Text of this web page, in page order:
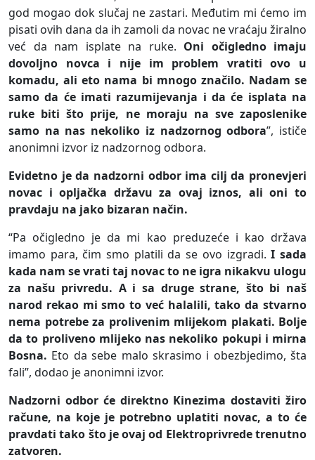
god mogao dok slučaj ne zastari. Međutim mi ćemo im
pisati ovih dana da ih zamoli da novac ne vraćaju žiralno
već da nam isplate na ruke. Oni očigledno imaju
dovoljno novca i nije im problem vratiti ovo u
komadu, ali eto nama bi mnogo značilo. Nadam se
samo da će imati razumijevanja i da će isplata na
ruke biti što prije, ne moraju na sve zaposlenike
samo na nas nekoliko iz nadzornog odbora”, ističe
anonimni izvor iz nadzornog odbora.
Evidetno je da nadzorni odbor ima cilj da pronevjeri
novac i opljačka državu za ovaj iznos, ali oni to
pravdaju na jako bizaran način.
“Pa očigledno je da mi kao preduzeće i kao država
imamo para, čim smo platili da se ovo izgradi. I sada
kada nam se vrati taj novac to ne igra nikakvu ulogu
za našu privredu. A i sa druge strane, što bi naš
narod rekao mi smo to već halalili, tako da stvarno
nema potrebe za prolivenim mlijekom plakati. Bolje
da to proliveno mlijeko nas nekoliko pokupi i mirna
Bosna. Eto da sebe malo skrasimo i obezbjedimo, šta
fali”, dodao je anonimni izvor.
Nadzorni odbor će direktno Kinezima dostaviti žiro
račune, na koje je potrebno uplatiti novac, a to će
pravdati tako što je ovaj od Elektroprivrede trenutno
zatvoren.